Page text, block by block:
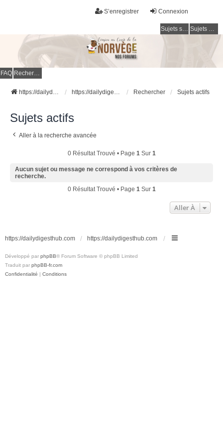
Connexion
S’enregistrer
Sujets sans réponse Sujets actifs
FAQ Rechercher
https://dailydigesthub.com https://dailydigesthub.com Rechercher Sujets actifs
Sujets actifs
Aller à la recherche avancée
0 Résultat Trouvé • Page 1Sur 1
Aucun sujet ou message ne correspond à vos critères de
recherche.
0 Résultat Trouvé • Page 1Sur 1
Aller À
https://dailydigesthub.com https://dailydigesthub.com
Développé par phpBB® Forum Software © phpBB Limited
Traduit par phpBB-fr.com
Confidentialité | Conditions